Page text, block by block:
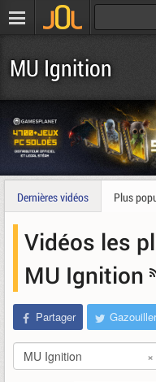
MU Ignition
Dernières vidéos Plus
Vidéos les
MU Ignition
Partager Gazouiller
×
MU Ignition